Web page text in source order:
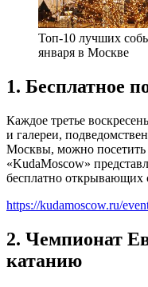
Топ-10 лучших
января в Москве
1. Бесплатное
Каждое третье
и галереи,
Москвы, можно посетить
«KudaMoscow»
бесплатно открывающих
https://kudamoscow.ru/
2. Чемпионат
катанию